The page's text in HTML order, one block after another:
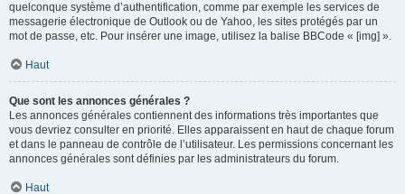
quelconque système d’authentification, comme par exemple les services de
messagerie électronique de Outlook ou de Yahoo, les sites protégés par un
mot de passe, etc. Pour insérer une image, utilisez la balise BBCode « [img] ».
Haut
Que sont les annonces générales ?
Les annonces générales contiennent des informations très importantes que
vous devriez consulter en priorité. Elles apparaissent en haut de chaque forum
et dans le panneau de contrôle de l’utilisateur. Les permissions concernant les
annonces générales sont définies par les administrateurs du forum.
Haut